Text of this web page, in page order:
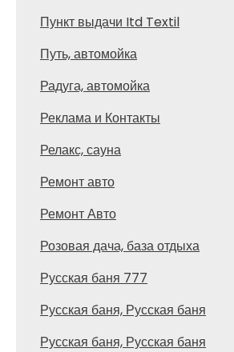
Пункт выдачи Itd Textil
Путь, автомойка
Радуга, автомойка
Реклама и Контакты
Релакс, сауна
Ремонт авто
Ремонт Авто
Розовая дача, база отдыха
Русская баня 777
Русская баня, Русская баня
Русская баня, Русская баня